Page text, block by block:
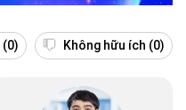
(0) Không hữu ích (0)